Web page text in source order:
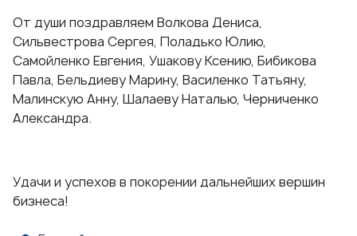
От души поздравляем Волкова Дениса,
Сильвестрова Сергея, Поладько Юлию,
Самойленко Евгения, Ушакову Ксению, Бибикова
Павла, Бельдиеву Марину, Василенко Татьяну,
Малинскую Анну, Шалаеву Наталью, Черниченко
Александра.
Удачи и успехов в покорении дальнейших вершин
бизнеса!